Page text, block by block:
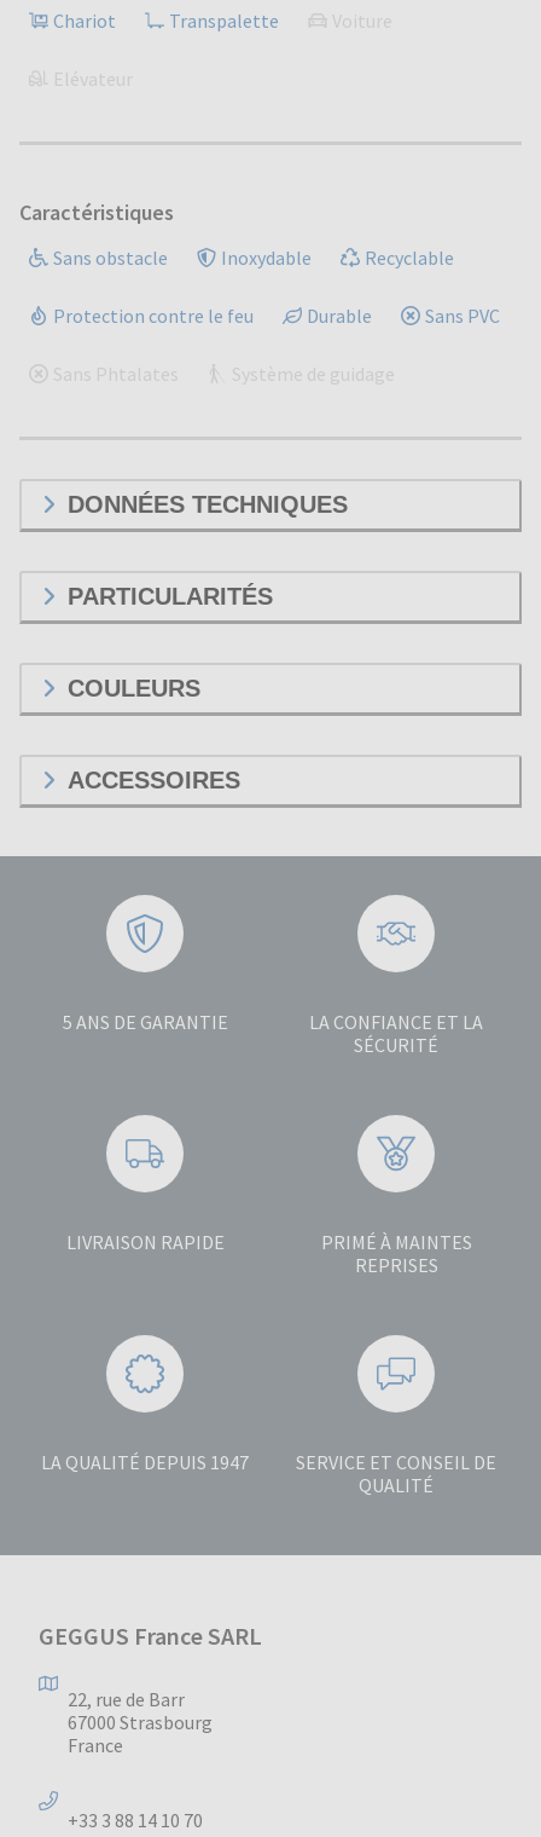
Chariot Transpalette Voiture
Elévateur
Caractéristiques
Sans obstacle Inoxydable Recyclable
Protection contre le feu Durable Sans PVC
Sans Phtalates Système de guidage
DONNÉES TECHNIQUES
PARTICULARITÉS
COULEURS
ACCESSOIRES
5 ANS DE GARANTIE
LA CONFIANCE ET LA
SÉCURITÉ
LIVRAISON RAPIDE
PRIMÉ À MAINTES
REPRISES
LA QUALITÉ DEPUIS 1947
SERVICE ET CONSEIL DE
QUALITÉ
GEGGUS France SARL
22, rue de Barr
67000 Strasbourg
France
+33 3 88 14 10 70